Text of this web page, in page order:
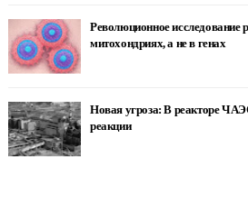
Революционное исследование
митохондриях, а не в генах
Новая угроза: В реакторе
реакции